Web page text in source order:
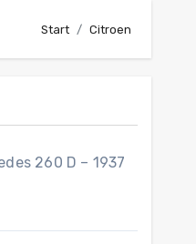
Start Citroen
260 D – 1937